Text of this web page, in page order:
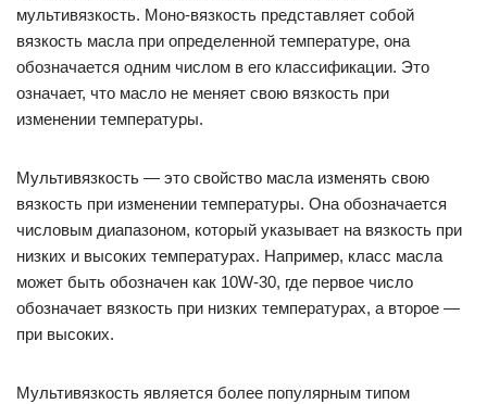
мультивязкость. Моно-вязкость представляет собой
вязкость масла при определенной температуре, она
обозначается одним числом в его классификации. Это
означает, что масло не меняет свою вязкость при
изменении температуры.
Мультивязкость — это свойство масла изменять свою
вязкость при изменении температуры. Она обозначается
числовым диапазоном, который указывает на вязкость при
низких и высоких температурах. Например, класс масла
может быть обозначен как 10W-30, где первое число
обозначает вязкость при низких температурах, а второе —
при высоких.
Мультивязкость является более популярным типом